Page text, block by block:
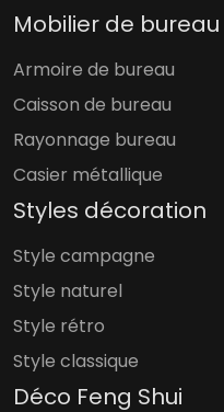
Mobilier de bureau
Armoire de bureau
Caisson de bureau
Rayonnage bureau
Casier métallique
Styles décoration
Style campagne
Style naturel
Style rétro
Style classique
Déco Feng Shui